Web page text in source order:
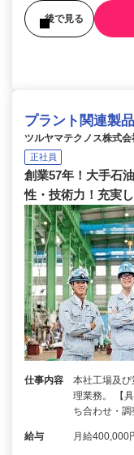
後で見る
プラント関連製
ツルヤマテクノス株式会
正社員
創業57年！大手石
性・技術力！充実
仕事内容
本社工場及
理業務。 【
ち合わせ・
給与 月給400,000